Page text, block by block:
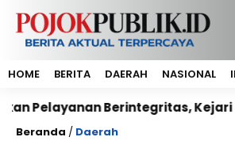
HOME BERITA DAERAH NASIONAL
Berintegritas, Kejari
Beranda / Daerah